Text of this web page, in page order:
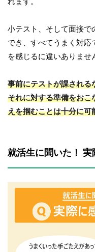
小テスト、そして面接で
でき、すべてうまく対応
を感じるに違いありませ
事前にテストが課される
それに対する準備をおこ
えを掴むことは十分に可
就活生に聞いた！